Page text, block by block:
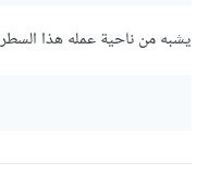
يشبه من ناحية عمله هذا السطر: